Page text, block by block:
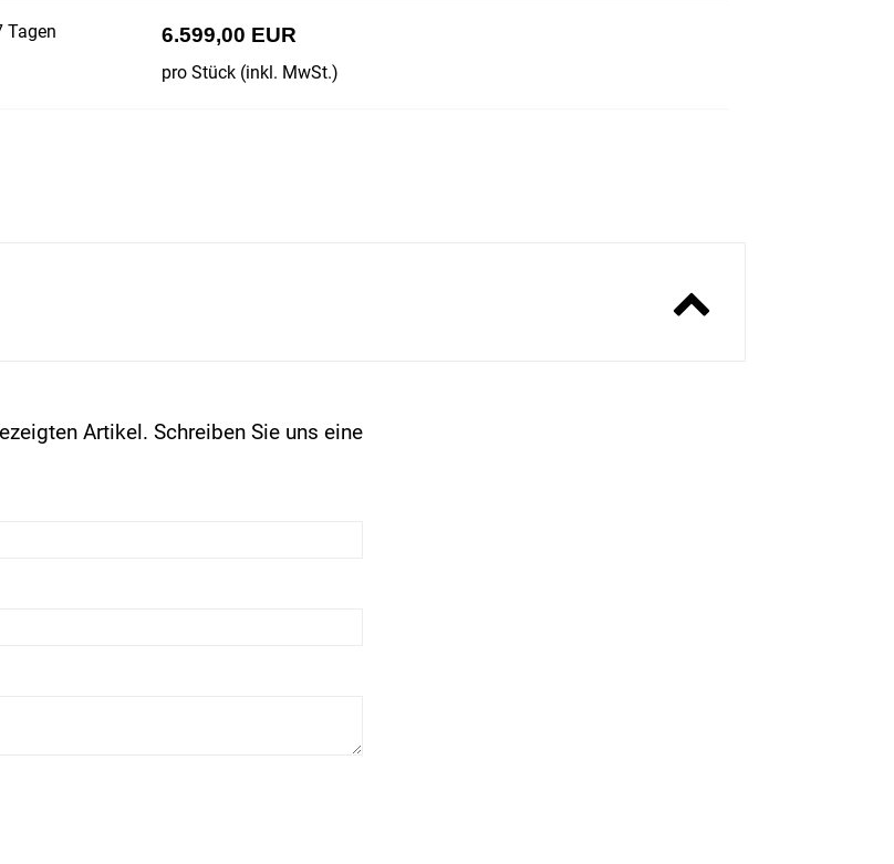
Tagen 6.599,00 EUR
pro Stück (inkl. MwSt.)
Artikel. Schreiben Sie uns eine